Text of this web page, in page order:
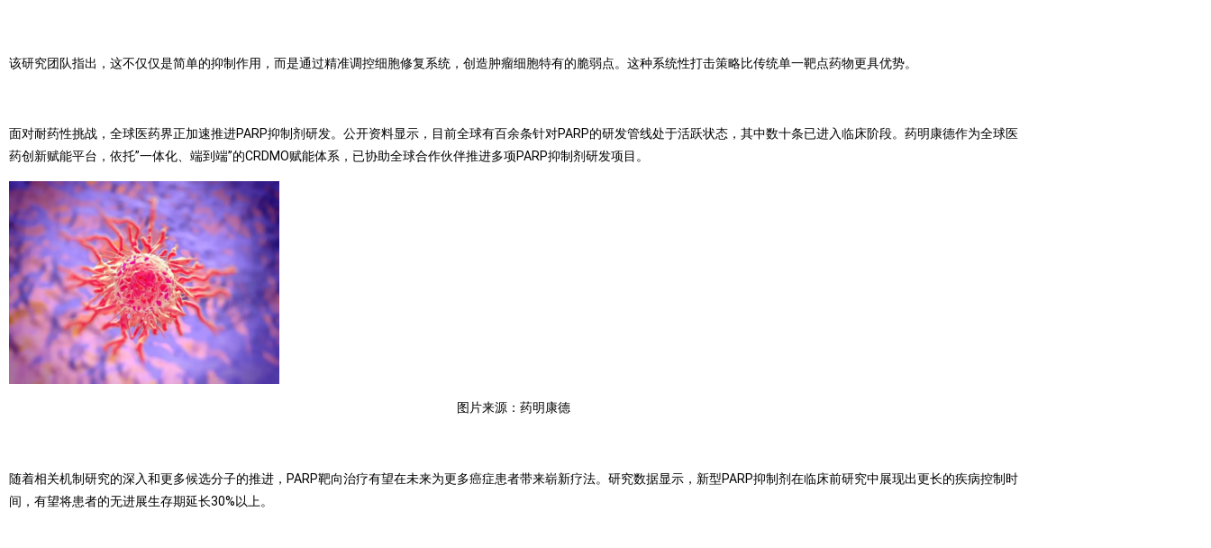
该研究团队指出，这不仅仅是简单的抑制作用，而是通过精准调控细胞修复系统，创造肿瘤细胞特有的脆弱点。这种系统性打击策略比传统单一靶点药物更具优势。
面对耐药性挑战，全球医药界正加速推进PARP抑制剂研发。公开资料显示，目前全球有百余条针对PARP的研发管线处于活跃状态，其中数十条已进入临床阶段。药明康德作为全球医
药创新赋能平台，依托”一体化、端到端”的CRDMO赋能体系，已协助全球合作伙伴推进多项PARP抑制剂研发项目。
图片来源：药明康德
随着相关机制研究的深入和更多候选分子的推进，PARP靶向治疗有望在未来为更多癌症患者带来崭新疗法。研究数据显示，新型PARP抑制剂在临床前研究中展现出更长的疾病控制时
间，有望将患者的无进展生存期延长30%以上。